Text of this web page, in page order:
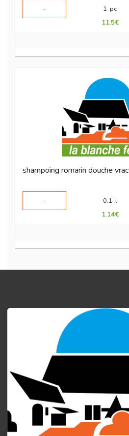
-
1 pc
11.5€
shampoing romarin douche vrac
-
0.1 l
1.14€